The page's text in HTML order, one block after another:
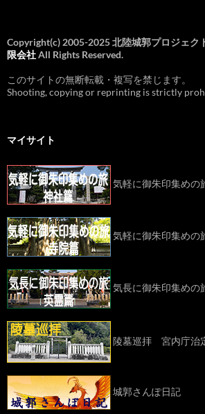
Copyright(c) 2005-2025 北陸城郭プロジェク
限会社All Rights Reserved.
このサイトの無断転載・複写を禁じます。
Shooting, copying or reprinting is strictly
マイサイト
気軽に御朱印集め
気軽に御朱印集め
気長に御朱印集め
陵墓巡拝 宮内庁治
城郭さんぽ日記